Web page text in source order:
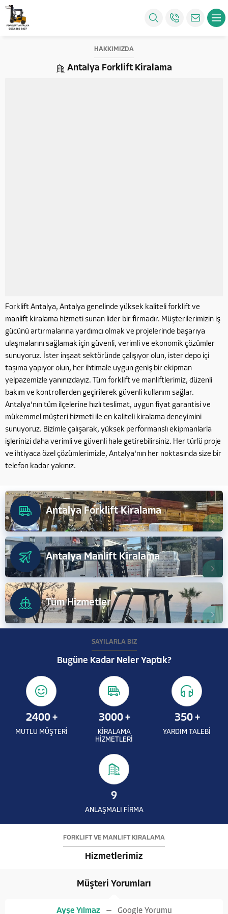
HAKKIMIZDA
Antalya Forklift Kiralama
Forklift Antalya, Antalya genelinde yüksek kaliteli forklift ve
manlift kiralama hizmeti sunan lider bir firmadır. Müşterilerimizin iş
gücünü artırmalarına yardımcı olmak ve projelerinde başarıya
ulaşmalarını sağlamak için güvenli, verimli ve ekonomik çözümler
sunuyoruz. İster inşaat sektöründe çalışıyor olun, ister depo içi
taşıma yapıyor olun, her ihtimale uygun geniş bir ekipman
yelpazemizle yanınızdayız. Tüm forklift ve manliftlerimiz, düzenli
bakım ve kontrollerden geçirilerek güvenli kullanım sağlar.
Antalya'nın tüm ilçelerine hızlı teslimat, uygun fiyat garantisi ve
mükemmel müşteri hizmeti ile en kaliteli kiralama deneyimini
sunuyoruz. Bizimle çalışarak, yüksek performanslı ekipmanlarla
işlerinizi daha verimli ve güvenli hale getirebilirsiniz. Her türlü proje
ve ihtiyaca özel çözümlerimizle, Antalya'nın her noktasında size bir
telefon kadar yakınız.
Antalya Forklift Kiralama
Antalya Manlift Kiralama
Tüm Hizmetler
SAYILARLA BİZ
Bugüne Kadar Neler Yaptık?
2400+
MUTLU MÜŞTERİ
3000+
KİRALAMA
HİZMETLERİ
350+
YARDIM TALEBİ
9
ANLAŞMALI FİRMA
FORKLİFT VE MANLİFT KİRALAMA
Hizmetlerimiz
Müşteri Yorumları
Ayşe Yılmaz Google Yorumu